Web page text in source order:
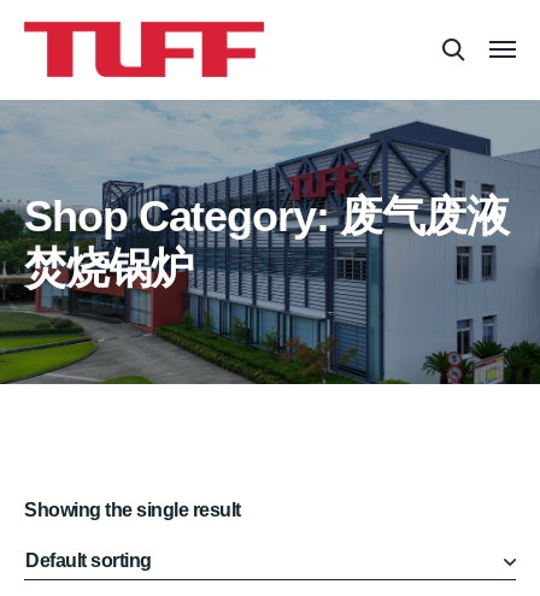
Shop Category: 废气废液
焚烧锅炉
Showing the single result